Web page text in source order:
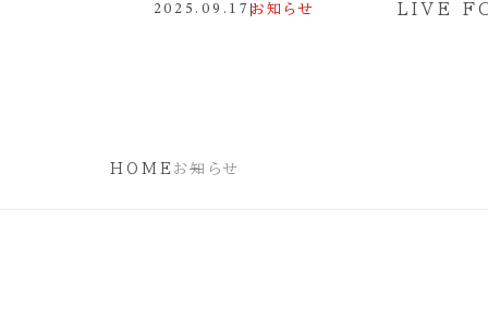
2025.09.17 お知らせ LIVE
HOME お知らせ